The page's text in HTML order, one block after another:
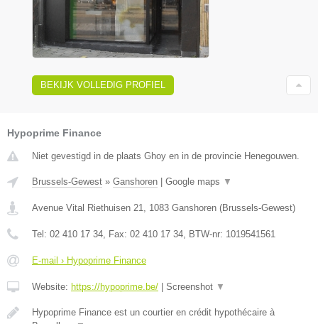
BEKIJK VOLLEDIG PROFIEL
Hypoprime Finance
Niet gevestigd in de plaats Ghoy en in de provincie Henegouwen.
Brussels-Gewest » Ganshoren Google maps ▼
Avenue Vital Riethuisen 21 1083 Ganshoren (Brussels-Gewest)
Tel: 02 410 17 34 , Fax: 02 410 17 34 , BTW-nr: 1019541561
E-mail › Hypoprime Finance
Website: https://hypoprime.be/ Screenshot ▼
Hypoprime Finance est un courtier en crédit hypothécaire à